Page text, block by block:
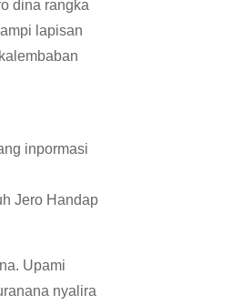
dina rangka
lapisan
inpormasi
Jero Handap
Upami
nyalira